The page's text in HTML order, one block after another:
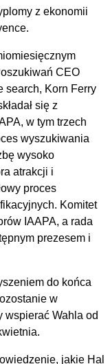
z ekonomii
CEO
search, Korn Ferry
się z
w tym trzech
wyszukiwania
wysoko
atrakcji i
proces
Komitet
IAAPA, a rada
prezesem i
do końca
w
wspierać Wahla od
jakie Hal